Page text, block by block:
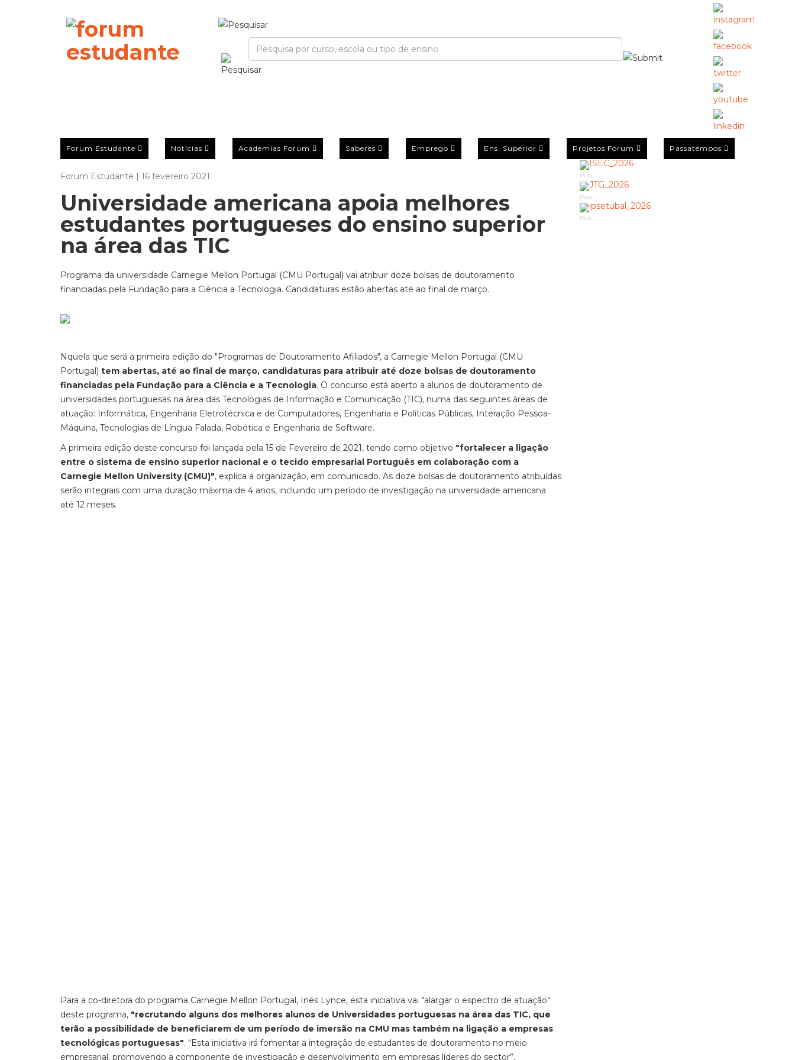
Forum Estudante Notícias Academias Forum Saberes Emprego Ens. Superior Projetos Forum Passatempos
Forum Estudante | 16 fevereiro 2021
Universidade americana apoia melhores
estudantes portugueses do ensino superior
na área das TIC
Programa da universidade Carnegie Mellon Portugal (CMU Portugal) vai atribuir doze bolsas de doutoramento
financiadas pela Fundação para a Ciência a Tecnologia. Candidaturas estão abertas até ao final de março.
Nquela que será a primeira edição do "Programas de Doutoramento Afiliados", a Carnegie Mellon Portugal (CMU
Portugal) tem abertas, até ao final de março, candidaturas para atribuir até doze bolsas de doutoramento
financiadas pela Fundação para a Ciência e a Tecnologia. O concurso está aberto a alunos de doutoramento de
universidades portuguesas na área das Tecnologias de Informação e Comunicação (TIC), numa das seguintes áreas de
atuação: Informática, Engenharia Eletrotécnica e de Computadores, Engenharia e Políticas Públicas, Interação Pessoa-
Máquina, Tecnologias de Língua Falada, Robótica e Engenharia de Software.
A primeira edição deste concurso foi lançada pela 15 de Fevereiro de 2021, tendo como objetivo "fortalecer a ligação
entre o sistema de ensino superior nacional e o tecido empresarial Português em colaboração com a
Carnegie Mellon University (CMU)", explica a organização, em comunicado. As doze bolsas de doutoramento atribuídas
serão integrais com uma duração máxima de 4 anos, incluindo um período de investigação na universidade americana
até 12 meses.
Para a co-diretora do programa Carnegie Mellon Portugal, Inês Lynce, esta iniciativa vai "alargar o espectro de atuação"
deste programa, "recrutando alguns dos melhores alunos de Universidades portuguesas na área das TIC, que
terão a possibilidade de beneficiarem de um período de imersão na CMU mas também na ligação a empresas
tecnológicas portuguesas". “Esta iniciativa irá fomentar a integração de estudantes de doutoramento no meio
empresarial, promovendo a componente de investigação e desenvolvimento em empresas líderes do sector”,
Pub
Pub
Pub